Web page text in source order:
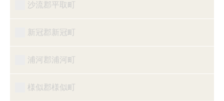
沙流郡平取町
新冠郡新冠町
浦河郡浦河町
様似郡様似町